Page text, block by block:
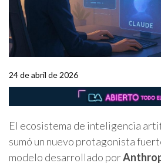
24 de abril de 2026
El ecosistema de inteligencia
sumó un nuevo protagonista
modelo desarrollado por